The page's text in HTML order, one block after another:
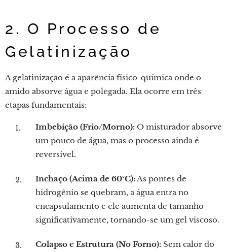
2. O Processo de
Gelatinização
A gelatinização é a aparência físico-química onde o
amido absorve água e polegada. Ela ocorre em três
etapas fundamentais:
Imbebição (Frio/Morno): O misturador absorve
um pouco de água, mas o processo ainda é
reversível.
Inchaço (Acima de 60°C):As pontes de
hidrogênio se quebram, a água entra no
encapsulamento e ele aumenta de tamanho
significativamente, tornando-se um gel viscoso.
Colapso e Estrutura (No Forno): Sem calor do